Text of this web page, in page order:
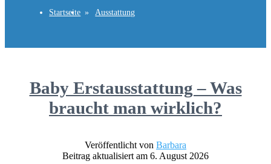
Startseite
Ausstattung
Baby Erstausstattung – Was
braucht man wirklich?
Veröffentlicht von Barbara
Beitrag aktualisiert am 6. August 2026